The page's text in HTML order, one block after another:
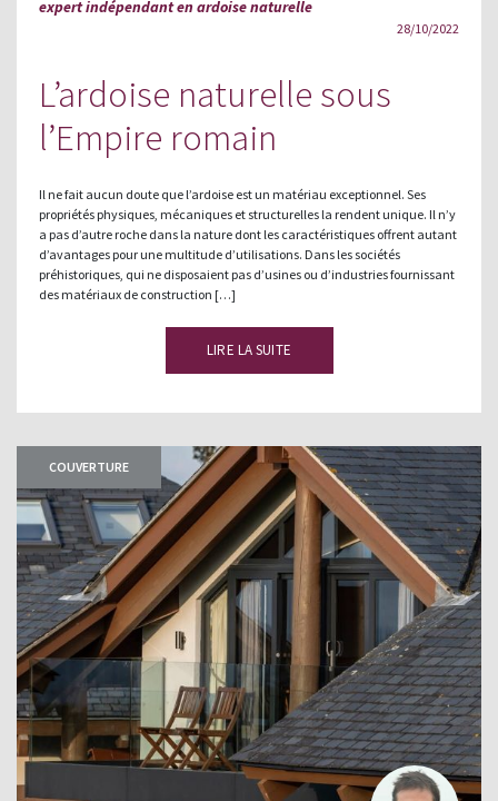
expert indépendant en ardoise naturelle
28/10/2022
L’ardoise naturelle sous
l’Empire romain
Il ne fait aucun doute que l’ardoise est un matériau exceptionnel. Ses
propriétés physiques, mécaniques et structurelles la rendent unique. Il n’y
a pas d’autre roche dans la nature dont les caractéristiques offrent autant
d’avantages pour une multitude d’utilisations. Dans les sociétés
préhistoriques, qui ne disposaient pas d’usines ou d’industries fournissant
des matériaux de construction […]
LIRE LA SUITE
COUVERTURE